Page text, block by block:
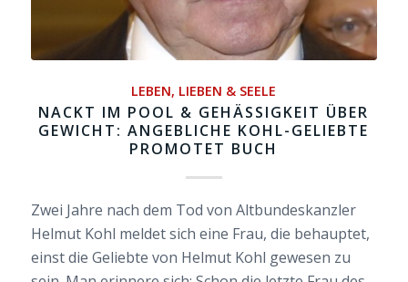
LEBEN, LIEBEN & SEELE
NACKT IM POOL & GEHÄSSIGKEIT ÜBER
GEWICHT: ANGEBLICHE KOHL-GELIEBTE
PROMOTET BUCH
Zwei Jahre nach dem Tod von Altbundeskanzler
Helmut Kohl meldet sich eine Frau, die behauptet,
einst die Geliebte von Helmut Kohl gewesen zu